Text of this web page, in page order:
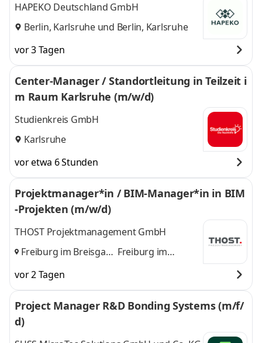
HAPEKO Deutschland GmbH
Berlin, Karlsruheund Berlin, Karlsruhe
vor 3 Tagen
Center-Manager / Standortleitung in Teilzeit i
m Raum Karlsruhe (m/w/d)
Studienkreis GmbH
Karlsruhe
vor etwa 6 Stunden
Projektmanager*in / BIM-Manager*in in BIM
-Projekten (m/w/d)
THOST Projektmanagement GmbH
Freiburg im Breisgau, Freiburg im
vor 2 Tagen
Project Manager R&D Bonding Systems (m/f/
d)